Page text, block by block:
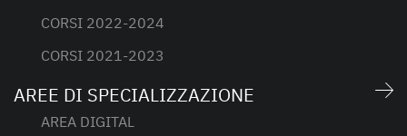
CORSI 2022-2024
CORSI 2021-2023
AREE DI SPECIALIZZAZIONE
AREA DIGITAL